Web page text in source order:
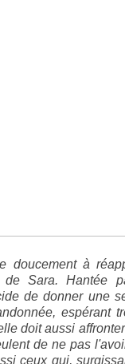
doucement à
Sara. Hantée
de donner une
espérant
doit aussi
de ne pas
ceux qui,